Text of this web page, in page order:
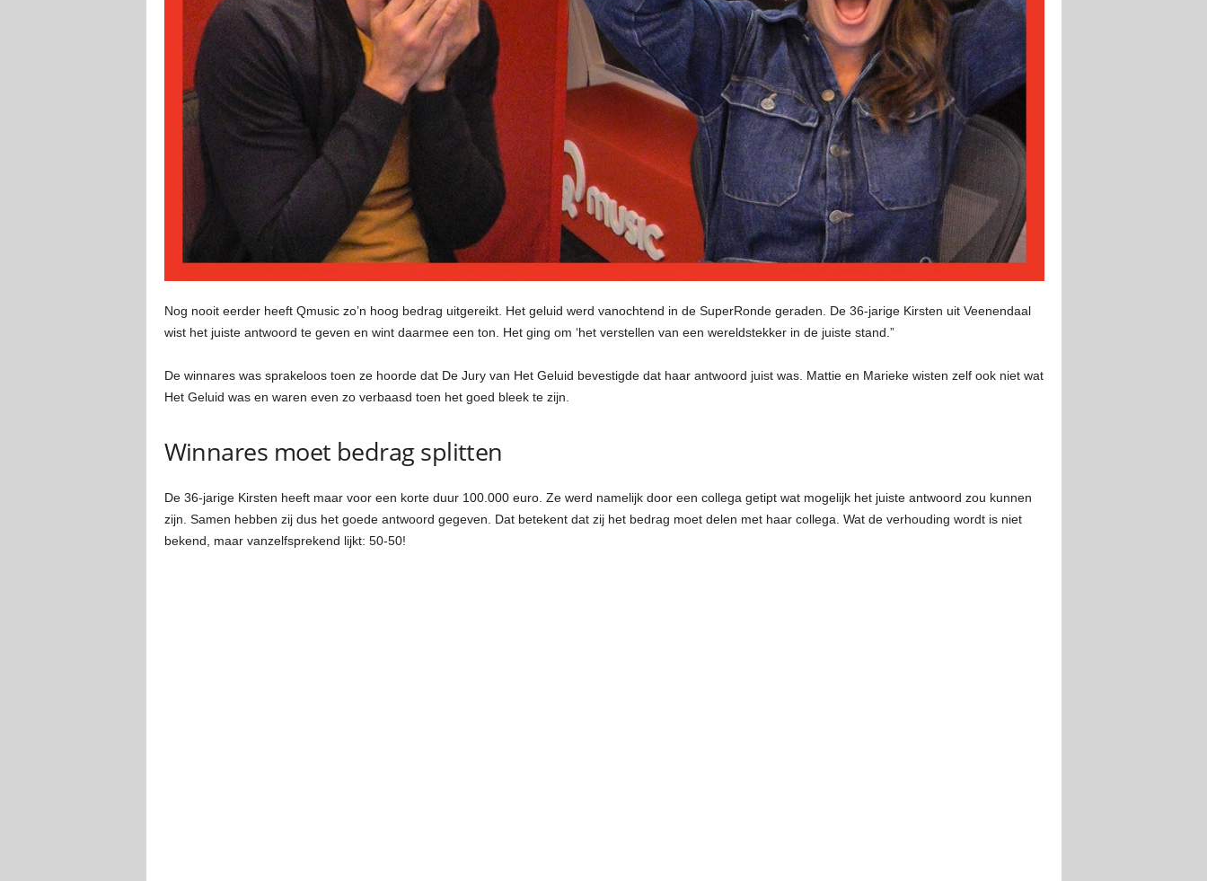
Nog nooit eerder heeft Qmusic zo’n hoog bedrag uitgereikt. Het geluid werd vanochtend in de SuperRonde geraden. De 36-jarige Kirsten uit Veenendaal
wist het juiste antwoord te geven en wint daarmee een ton. Het ging om ‘het verstellen van een wereldstekker in de juiste stand.”
De winnares was sprakeloos toen ze hoorde dat De Jury van Het Geluid bevestigde dat haar antwoord juist was. Mattie en Marieke wisten zelf ook niet wat
Het Geluid was en waren even zo verbaasd toen het goed bleek te zijn.
Winnares moet bedrag splitten
De 36-jarige Kirsten heeft maar voor een korte duur 100.000 euro. Ze werd namelijk door een collega getipt wat mogelijk het juiste antwoord zou kunnen
zijn. Samen hebben zij dus het goede antwoord gegeven. Dat betekent dat zij het bedrag moet delen met haar collega. Wat de verhouding wordt is niet
bekend, maar vanzelfsprekend lijkt: 50-50!